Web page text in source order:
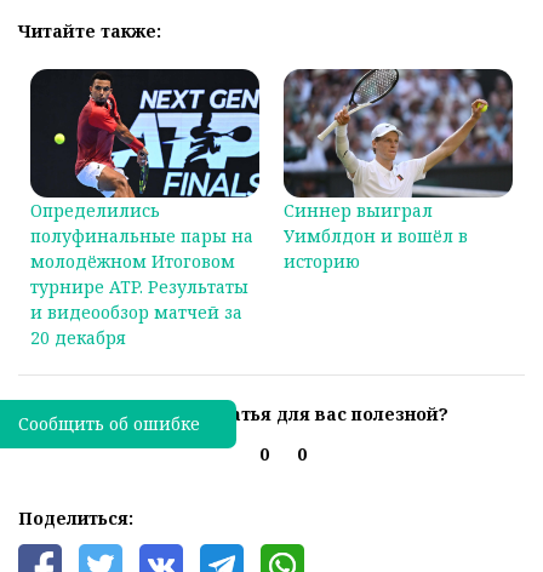
Читайте также:
Определились
полуфинальные пары на
молодёжном Итоговом
турнире ATP. Результаты
и видеообзор матчей за
20 декабря
Синнер выиграл
Уимблдон и вошёл в
историю
Была ли эта статья для вас полезной?
0
0
Поделиться:
Сообщить об ошибке